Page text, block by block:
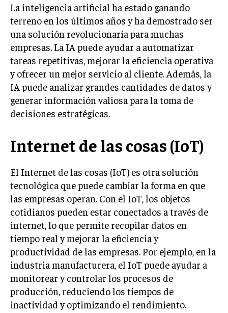
LIDERAZGO
HABILIDADES DIRECTIVAS
EMPRENDIMIENTO
PLANIFICACIÓN EMPRESARIAL
FINANZAS Y CONTABILIDAD
INVERSIONES Y MERCADOS FINANCIEROS
ECONOMÍA EMPRESARIAL
INTERNACIONAL
NEGOCIOS INTERNACIONALES
COMERCIO INTERNACIONAL
EXPANSIÓN GLOBAL
IMPORTACIÓN Y EXPORTACIÓN
ALIANZAS ESTRATÉGICAS
La inteligencia artificial ha estado ganando
terreno en los últimos años y ha demostrado ser
una solución revolucionaria para muchas
empresas. La IA puede ayudar a automatizar
tareas repetitivas, mejorar la eficiencia operativa
y ofrecer un mejor servicio al cliente. Además, la
IA puede analizar grandes cantidades de datos y
generar información valiosa para la toma de
decisiones estratégicas.
Internet de las cosas (IoT)
El Internet de las cosas (IoT) es otra solución
tecnológica que puede cambiar la forma en que
las empresas operan. Con el IoT, los objetos
cotidianos pueden estar conectados a través de
internet, lo que permite recopilar datos en
tiempo real y mejorar la eficiencia y
productividad de las empresas. Por ejemplo, en la
industria manufacturera, el IoT puede ayudar a
monitorear y controlar los procesos de
producción, reduciendo los tiempos de
inactividad y optimizando el rendimiento.